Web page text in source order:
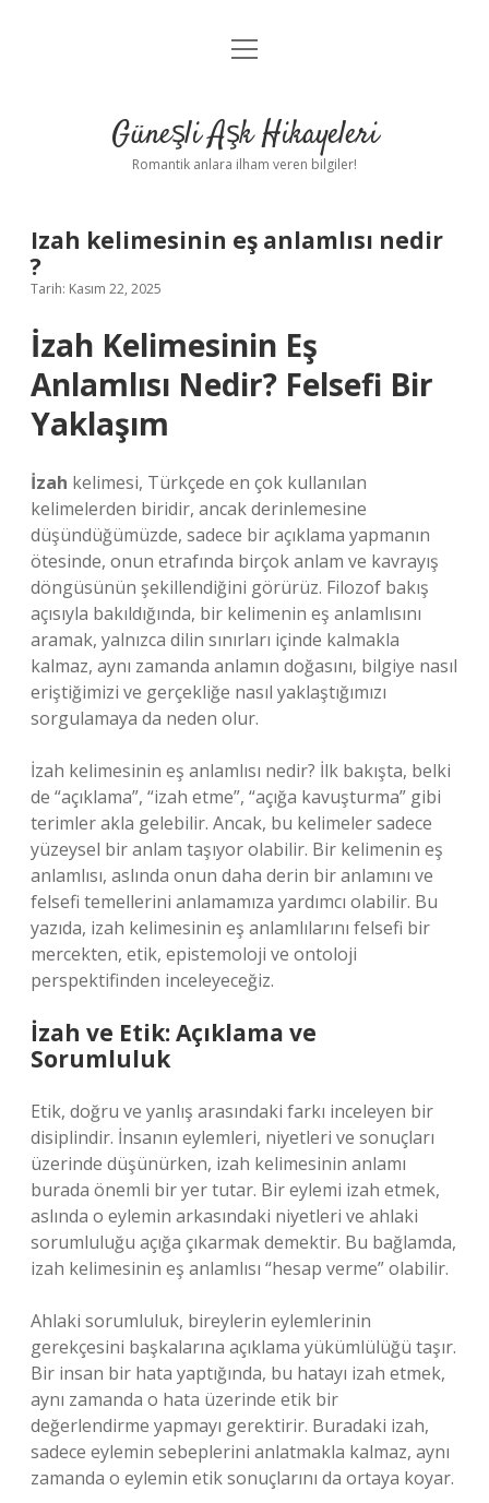
Anasayfa
Yasal Uyarı
menüyü
Güneşli Aşk Hikayeleri
Romantik anlara ilham veren bilgiler!
Izah kelimesinin eş anlamlısı nedir
?
Tarih: Kasım 22, 2025
İzah Kelimesinin Eş
Anlamlısı Nedir? Felsefi Bir
Yaklaşım
İzah kelimesi, Türkçede en çok kullanılan
kelimelerden biridir, ancak derinlemesine
düşündüğümüzde, sadece bir açıklama yapmanın
ötesinde, onun etrafında birçok anlam ve kavrayış
döngüsünün şekillendiğini görürüz. Filozof bakış
açısıyla bakıldığında, bir kelimenin eş anlamlısını
aramak, yalnızca dilin sınırları içinde kalmakla
kalmaz, aynı zamanda anlamın doğasını, bilgiye nasıl
eriştiğimizi ve gerçekliğe nasıl yaklaştığımızı
sorgulamaya da neden olur.
İzah kelimesinin eş anlamlısı nedir? İlk bakışta, belki
de “açıklama”, “izah etme”, “açığa kavuşturma” gibi
terimler akla gelebilir. Ancak, bu kelimeler sadece
yüzeysel bir anlam taşıyor olabilir. Bir kelimenin eş
anlamlısı, aslında onun daha derin bir anlamını ve
felsefi temellerini anlamamıza yardımcı olabilir. Bu
yazıda, izah kelimesinin eş anlamlılarını felsefi bir
mercekten, etik, epistemoloji ve ontoloji
perspektifinden inceleyeceğiz.
İzah ve Etik: Açıklama ve
Sorumluluk
Etik, doğru ve yanlış arasındaki farkı inceleyen bir
disiplindir. İnsanın eylemleri, niyetleri ve sonuçları
üzerinde düşünürken, izah kelimesinin anlamı
burada önemli bir yer tutar. Bir eylemi izah etmek,
aslında o eylemin arkasındaki niyetleri ve ahlaki
sorumluluğu açığa çıkarmak demektir. Bu bağlamda,
izah kelimesinin eş anlamlısı “hesap verme” olabilir.
Ahlaki sorumluluk, bireylerin eylemlerinin
gerekçesini başkalarına açıklama yükümlülüğü taşır.
Bir insan bir hata yaptığında, bu hatayı izah etmek,
aynı zamanda o hata üzerinde etik bir
değerlendirme yapmayı gerektirir. Buradaki izah,
sadece eylemin sebeplerini anlatmakla kalmaz, aynı
zamanda o eylemin etik sonuçlarını da ortaya koyar.